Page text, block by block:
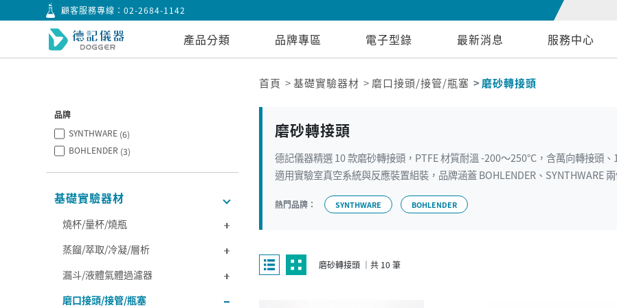
顧客服務專線：02-2684-1142
產品分類 品牌專區 電子型錄 最新消息 服務中心
首頁 基礎實驗器材 磨口接頭/接管/瓶塞 磨砂轉接頭
品牌
SYNTHWARE (6)
BOHLENDER (3)
基礎實驗器材
燒杯/量杯/燒瓶
蒸餾/萃取/冷凝/層析
漏斗/液體氣體過濾器
磨口接頭/接管/瓶塞
磨砂轉接頭
德記儀器精選 10 款磨砂轉接頭，PTFE 材質耐溫 -200～250°C，含萬向轉接頭
適用實驗室真空系統與反應裝置組裝，品牌涵蓋 BOHLENDER、SYNTHWARE
熱門品牌： SYNTHWARE BOHLENDER
磨砂轉接頭 ｜共 10 筆